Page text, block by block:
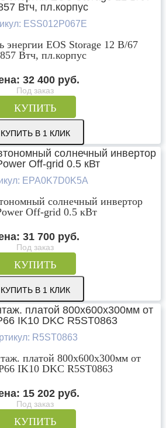
ESS012P067E
энергии EOS Storage 12 В/67
Втч, пл.корпус
32 400 руб.
Под заказ
КУПИТЬ
КУПИТЬ В 1 КЛИК
EPA0K7D0K5A
солнечный инвертор
Off-grid 0.5 кВт
31 700 руб.
Под заказ
КУПИТЬ
КУПИТЬ В 1 КЛИК
R5ST0863
платой 800х600х300мм от
IK10 DKC R5ST0863
15 202 руб.
Под заказ
КУПИТЬ